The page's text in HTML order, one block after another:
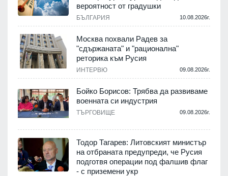
вероятност от градушки
БЪЛГАРИЯ 10.08.2026г.
Москва похвали Радев за
"сдържаната" и "рационална"
реторика към Русия
ИНТЕРВЮ 09.08.2026г.
Бойко Борисов: Трябва да развиваме
военната си индустрия
ТЪРГОВИЩЕ 09.08.2026г.
Тодор Тагарев: Литовският министър
на отбраната предупреди, че Русия
подготвя операции под фалшив флаг
- с приземени укр